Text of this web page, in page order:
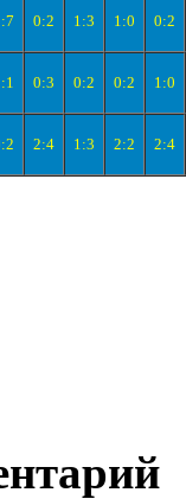
0:2 1:3 1:0 0:2
0:3 0:2 0:2 1:0
2:4 1:3 2:2 2:4